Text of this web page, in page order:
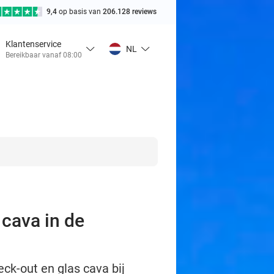
9,4 op basis van 206.128 reviews
Klantenservice
Bereikbaar vanaf 08:00
NL
in de
out en glas cava bij